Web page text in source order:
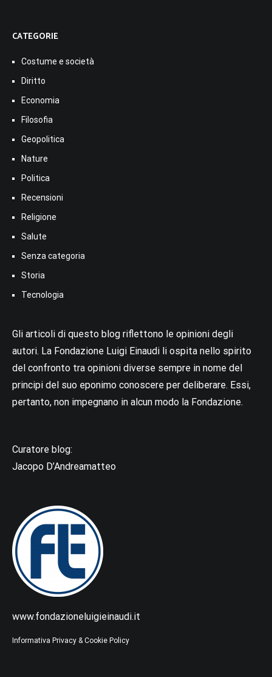
CATEGORIE
Costume e società
Diritto
Economia
Filosofia
Geopolitica
Nature
Politica
Recensioni
Religione
Salute
Senza categoria
Storia
Tecnologia
Gli articoli di questo blog riflettono le opinioni degli
autori. La Fondazione Luigi Einaudi li ospita nello spirito
del confronto tra opinioni diverse sempre in nome del
principi del suo eponimo conoscere per deliberare. Essi,
pertanto, non impegnano in alcun modo la Fondazione.
Curatore blog:
Jacopo D’Andreamatteo
www.fondazioneluigieinaudi.it
Informativa Privacy & Cookie Policy